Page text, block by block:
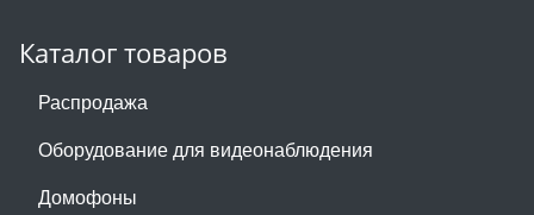
Каталог товаров
Распродажа
Оборудование для видеонаблюдения
Домофоны